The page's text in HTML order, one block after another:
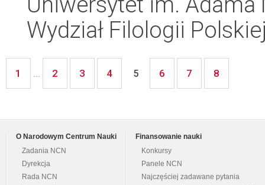
Wydział Filologii
1 ... 2 3 4 5 6 7 8
O Narodowym Centrum Nauki
Zadania NCN
Dyrekcja
Rada NCN
Finansowanie nauki
Konkursy
Panele NCN
Najczęściej zadawane pytania